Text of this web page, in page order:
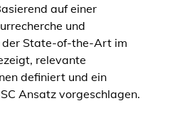
auf einer
und
State-of-the-Art im
relevante
definiert und ein
Ansatz vorgeschlagen.